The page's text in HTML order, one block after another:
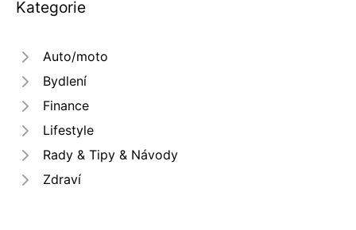
Kategorie
Auto/moto
Bydlení
Finance
Lifestyle
Rady & Tipy & Návody
Zdraví